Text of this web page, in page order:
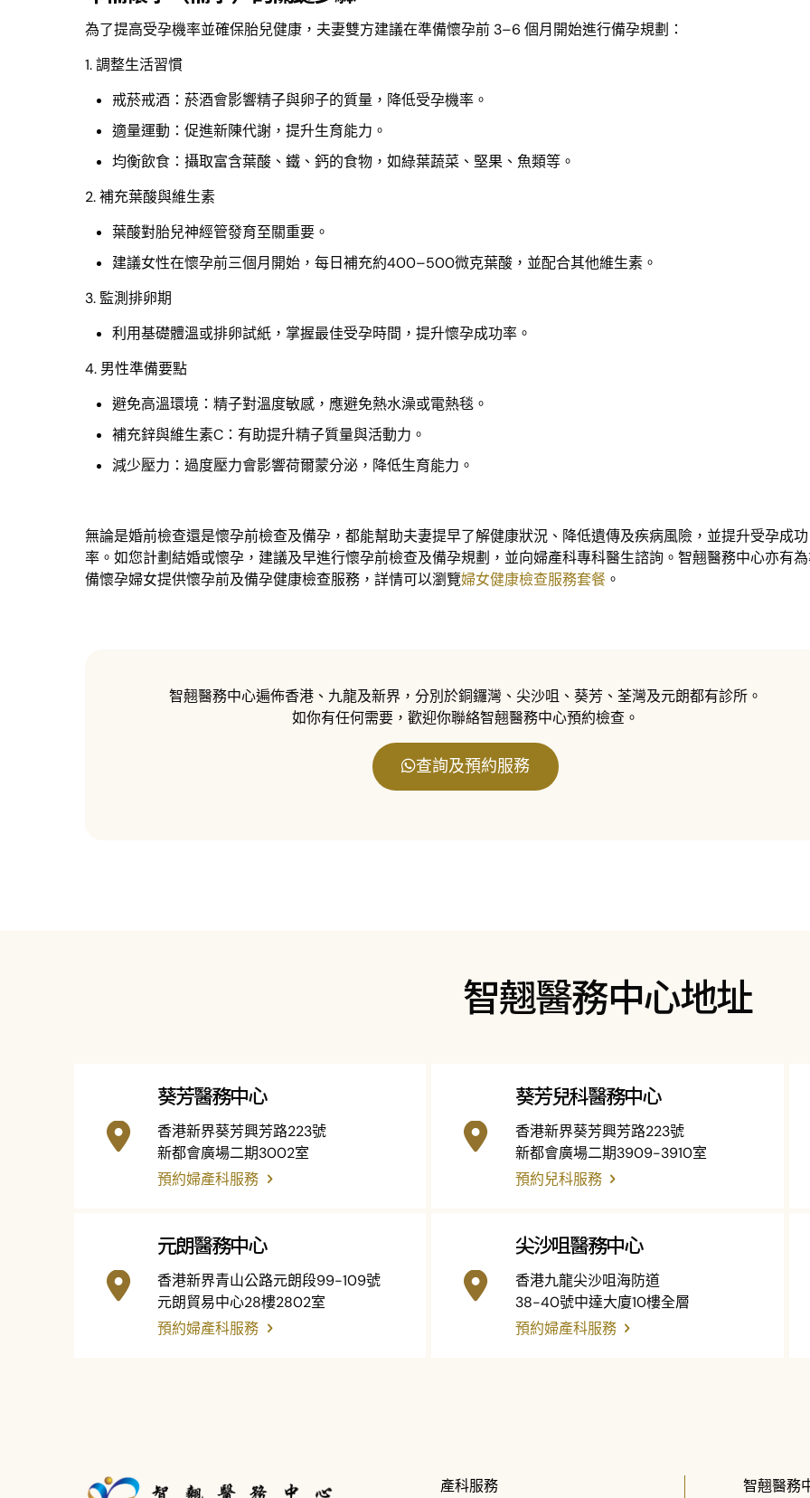
為了提高受孕機率並確保胎兒健康，夫妻雙方建議在準備懷孕前 3–6 個月開始進行備孕規劃：
1. 調整生活習慣
戒菸戒酒：菸酒會影響精子與卵子的質量，降低受孕機率。
適量運動：促進新陳代謝，提升生育能力。
均衡飲食：攝取富含葉酸、鐵、鈣的食物，如綠葉蔬菜、堅果、魚類等。
2. 補充葉酸與維生素
葉酸對胎兒神經管發育至關重要。
建議女性在懷孕前三個月開始，每日補充約400–500微克葉酸，並配合其他維生素。
3. 監測排卵期
利用基礎體溫或排卵試紙，掌握最佳受孕時間，提升懷孕成功率。
4. 男性準備要點
避免高溫環境：精子對溫度敏感，應避免熱水澡或電熱毯。
補充鋅與維生素C：有助提升精子質量與活動力。
減少壓力：過度壓力會影響荷爾蒙分泌，降低生育能力。
無論是婚前檢查還是懷孕前檢查及備孕，都能幫助夫妻提早了解健康狀況、降低遺傳及疾病風險，並提升受孕成功
率。如您計劃結婚或懷孕，建議及早進行懷孕前檢查及備孕規劃，並向婦產科專科醫生諮詢。智翹醫務中心亦有
備懷孕婦女提供懷孕前及備孕健康檢查服務，詳情可以瀏覽婦女健康檢查服務套餐 。
智翹醫務中心遍佈香港、九龍及新界，分別於銅鑼灣、尖沙咀、葵芳、荃灣及元朗都有診所。
如你有任何需要，歡迎你聯絡智翹醫務中心預約檢查。
查詢及預約服務
智翹醫務中心地址
葵芳醫務中心
香港新界葵芳興芳路223號
新都會廣場二期3002室
預約婦產科服務
葵芳兒科醫務中心
香港新界葵芳興芳路223號
新都會廣場二期3909-3910室
預約兒科服務
元朗醫務中心
香港新界青山公路元朗段99-109號
元朗貿易中心28樓2802室
預約婦產科服務
尖沙咀醫務中心
香港九龍尖沙咀海防道
38-40號中達大廈10樓全層
預約婦產科服務
產科服務 智翹醫務